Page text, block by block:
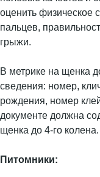
оценить физическое
пальцев,
грыжи.
В метрике на щенка
сведения: номер,
рождения, номер
документе должна
щенка до 4-го колена.
Питомники: